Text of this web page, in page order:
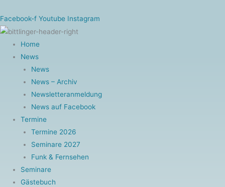
Inhalt
springen
Facebook-f Youtube Instagram
Home
News
News
News – Archiv
Newsletteranmeldung
News auf Facebook
Termine
Termine 2026
Seminare 2027
Funk & Fernsehen
Seminare
Gästebuch